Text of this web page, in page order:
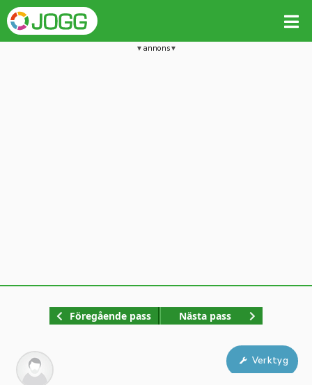
annons
Föregående pass Nästa pass
Verktyg